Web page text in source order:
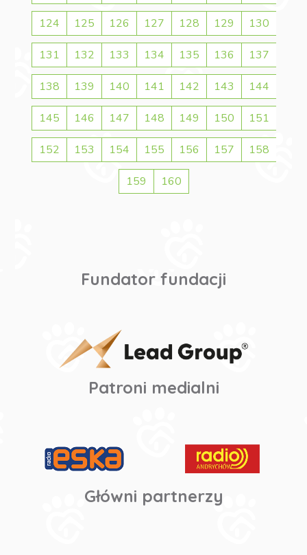
124 125 126 127 128 129 130
131 132 133 134 135 136 137
138 139 140 141 142 143 144
145 146 147 148 149 150 151
152 153 154 155 156 157 158
159 160
Fundator fundacji
Patroni medialni
Główni partnerzy